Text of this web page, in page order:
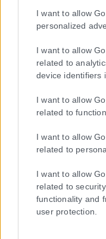
I want to allow
personalized
I want to allow
related to
device identifiers
I want to allow
related to
I want to allow
related to
I want to allow
related to
functionality and
user protection.